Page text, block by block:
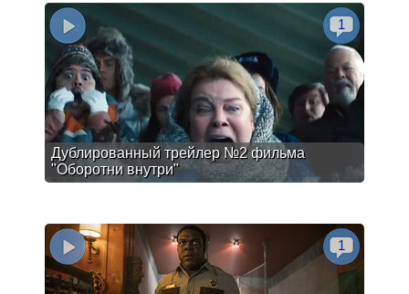
Дублированный трейлер №2 фильма
"Оборотни внутри"
1
1